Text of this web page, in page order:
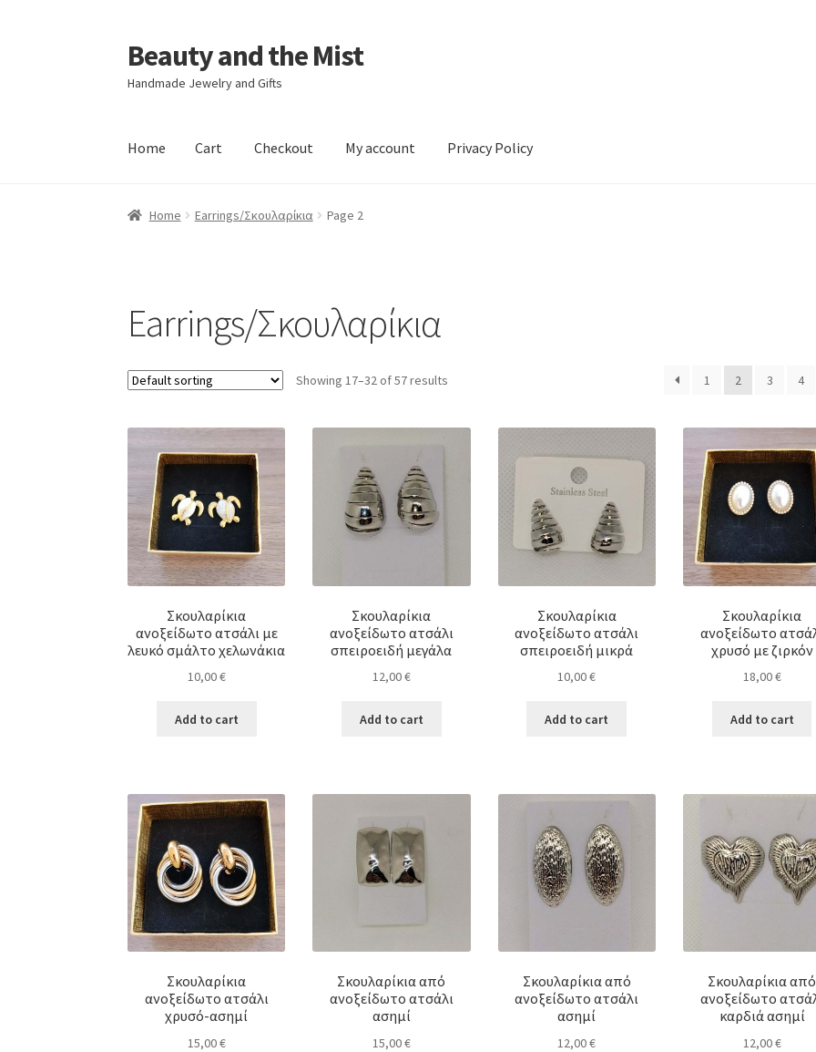
Skip
to
navigation
Skip
to
content
Beauty and the Mist
Handmade Jewelry and Gifts
Home Cart Checkout My account Privacy Policy
Home Checkout My accountPrivacy Policy
Home Earrings/Σκουλαρίκια Page 2
Earrings/Σκουλαρίκια
Showing 17–32 of 57 results 1 2 3 4
Σκουλαρίκια
ανοξείδωτο ατσάλι με
λευκό σμάλτο χελωνάκια
10,00€
Add to cart
Σκουλαρίκια
ανοξείδωτο ατσάλι
σπειροειδή μεγάλα
12,00€
Add to cart
Σκουλαρίκια
ανοξείδωτο ατσάλι
σπειροειδή μικρά
10,00€
Add to cart
Σκουλαρίκια
ανοξείδωτο
χρυσό με ζιρκόν
18,00€
Add to cart
Σκουλαρίκια
ανοξείδωτο ατσάλι
χρυσό-ασημί
15,00€
Σκουλαρίκια από
ανοξείδωτο ατσάλι
ασημί
15,00€
Σκουλαρίκια από
ανοξείδωτο ατσάλι
ασημί
12,00€
Σκουλαρίκια από
ανοξείδωτο
καρδιά ασημί
12,00€